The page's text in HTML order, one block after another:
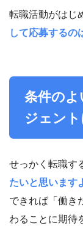
転職活動がはじ
して応募するの
条件のよ
ジェン
せっかく転職す
たいと思います
できれば「働き
わることに期待